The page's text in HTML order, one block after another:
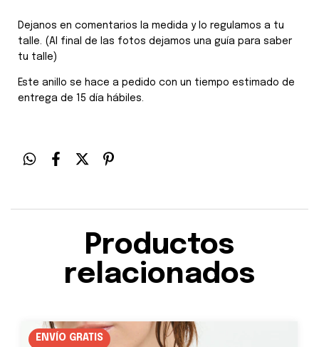
Dejanos en comentarios la medida y lo regulamos a tu
talle. (Al final de las fotos dejamos una guía para saber
tu talle)
Este anillo se hace a pedido con un tiempo estimado de
entrega de 15 día hábiles.
Productos
relacionados
ENVÍO GRATIS